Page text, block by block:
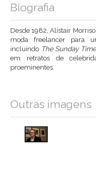
Biografia
Desde 1982, Alistair
moda freelancer para
incluindo The Sunday
em retratos de
proeminentes.
Outras imagens